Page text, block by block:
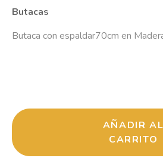
Butacas
Butaca con espaldar70cm en
AÑADIR AL
CARRITO